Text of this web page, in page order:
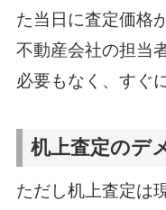
た当日に査定価格
不動産会社の担当
必要もなく、すぐ
机上査定のデ
ただし机上査定は